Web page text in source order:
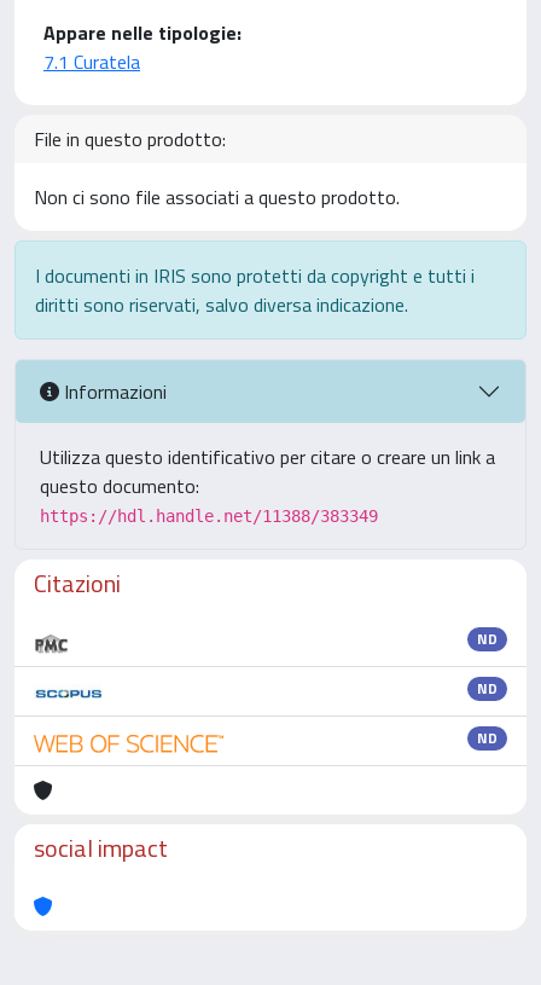
Appare nelle tipologie:
7.1 Curatela
File in questo prodotto:
Non ci sono file associati a questo prodotto.
I documenti in IRIS sono protetti da copyright e tutti i
diritti sono riservati, salvo diversa indicazione.
Informazioni
Utilizza questo identificativo per citare o creare un link a
questo documento:
https://hdl.handle.net/11388/383349
Citazioni
ND
ND
ND
social impact